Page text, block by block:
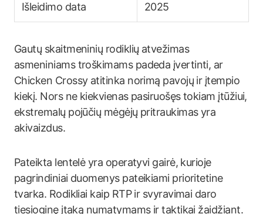
Išleidimo data 2025
Gautų skaitmeninių rodiklių atvežimas
asmeniniams troškimams padeda įvertinti, ar
Chicken Crossy atitinka norimą pavojų ir įtempio
kiekį. Nors ne kiekvienas pasiruošęs tokiam įtūžiui,
ekstremalų pojūčių mėgėjų pritraukimas yra
akivaizdus.
Pateikta lentelė yra operatyvi gairė, kurioje
pagrindiniai duomenys pateikiami prioritetine
tvarka. Rodikliai kaip RTP ir svyravimai daro
tiesioginę įtaką numatymams ir taktikai žaidžiant.